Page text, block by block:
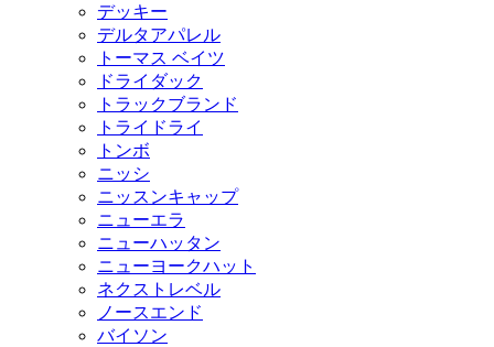
デッキー
デルタアパレル
トーマス ベイツ
ドライダック
トラックブランド
トライドライ
トンボ
ニッシ
ニッスンキャップ
ニューエラ
ニューハッタン
ニューヨークハット
ネクストレベル
ノースエンド
バイソン